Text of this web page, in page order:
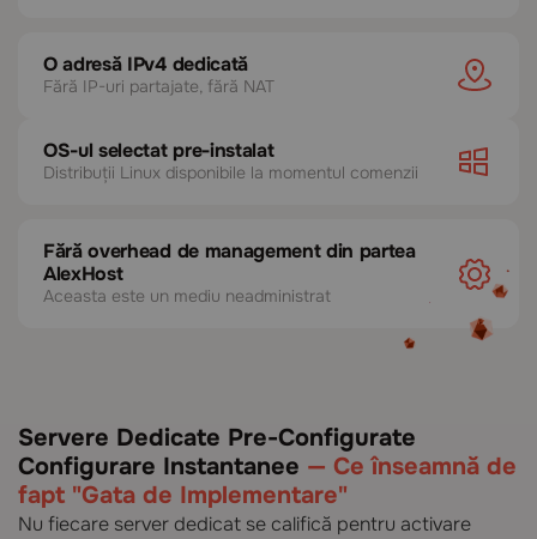
O adresă IPv4 dedicată
Fără IP-uri partajate, fără NAT
OS-ul selectat pre-instalat
Distribuții Linux disponibile la momentul comenzii
Fără overhead de management din partea
AlexHost
Aceasta este un mediu neadministrat
Servere Dedicate Pre-Configurate
Configurare Instantanee — Ce înseamnă de
fapt "Gata de Implementare"
Nu fiecare server dedicat se califică pentru activare